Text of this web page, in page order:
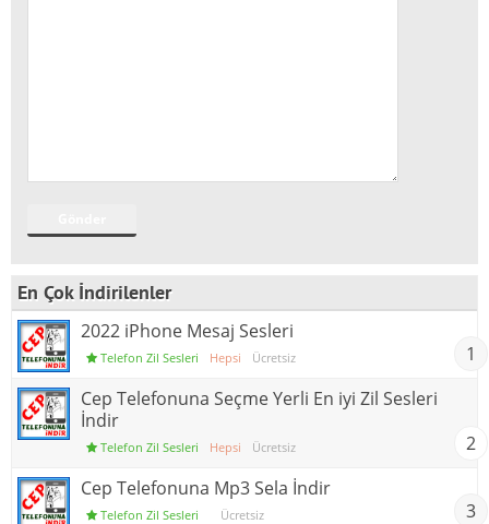
En Çok İndirilenler
2022 iPhone Mesaj Sesleri
Telefon Zil Sesleri Hepsi Ücretsiz
1
Cep Telefonuna Seçme Yerli En iyi Zil Sesleri
İndir
Telefon Zil Sesleri Hepsi Ücretsiz
2
Cep Telefonuna Mp3 Sela İndir
Telefon Zil Sesleri Ücretsiz
3